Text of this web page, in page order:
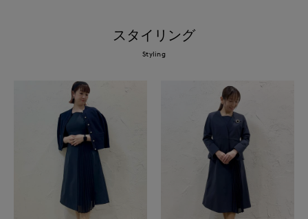
スタイリング
Styling